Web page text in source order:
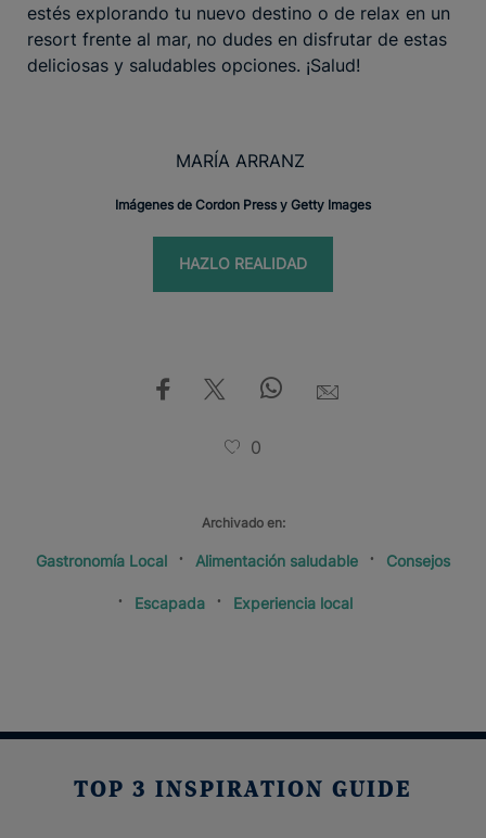
estés explorando tu nuevo destino o de relax en un
resort frente al mar, no dudes en disfrutar de estas
deliciosas y saludables opciones. ¡Salud!
MARÍA ARRANZ
Imágenes de Cordon Press y Getty Images
HAZLO REALIDAD
0
Archivado en:
Gastronomía Local Alimentación saludable Consejos
Escapada Experiencia local
TOP 3 INSPIRATION GUIDE